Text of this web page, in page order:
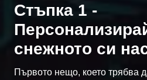
Стъпка 1 -
снежното си
Първото нещо, което трябва